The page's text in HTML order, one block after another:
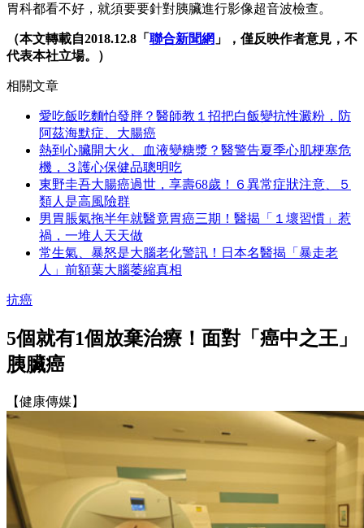
胃科都看不好，就須要要針對胰臟進行影像超音波檢查。
（本文轉載自2018.12.8「 聯合新聞網 」，僅反映作者意見，不
代表本社立場。）
相關文章
愛吃飯吃麵怕發胖？醫師教１招把白飯變抗性澱粉，防
阿茲海默症、大腸癌
熱到心臟開大火、血液變糖漿？醫警告夏季心肌梗塞危
機，３護心保健品聰明吃
東野圭吾大腸癌過世，享壽68歲！６異常症狀注意、５
類人是高風險群
男胃脹氣拖半年就醫竟胃癌三期！醫揭「１壞習慣」惹
禍，一堆人天天做
常生氣、暴怒是大腦老化警訊！日本名醫揭「暴走老
人」前額葉大腦萎縮真相
抗癌
5個就有1個放棄治療！面對「癌中之王」
胰臟癌
【健康傳媒】